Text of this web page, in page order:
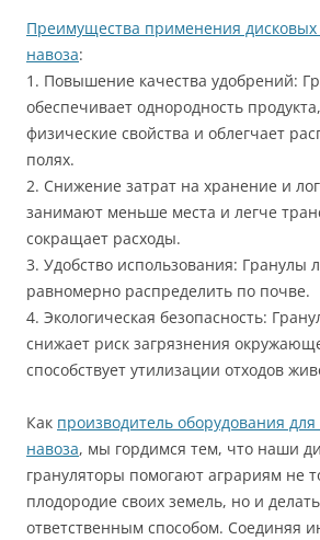
Преимущества применения дисковых
навоза:
1. Повышение качества удобрений:
обеспечивает однородность
физические свойства и облегчает
полях.
2. Снижение затрат на хранение и
занимают меньше места и легче
сокращает расходы.
3. Удобство использования: Гранулы
равномерно распределить по почве.
4. Экологическая безопасность:
снижает риск загрязнения
способствует утилизации отходов
Как производитель оборудования
навоза, мы гордимся тем, что наши
грануляторы помогают аграриям не
плодородие своих земель, но и
ответственным способом. Соединяя